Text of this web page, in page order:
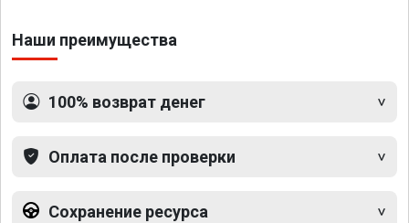
Наши преимущества
100% возврат денег
Оплата после проверки
Сохранение ресурса